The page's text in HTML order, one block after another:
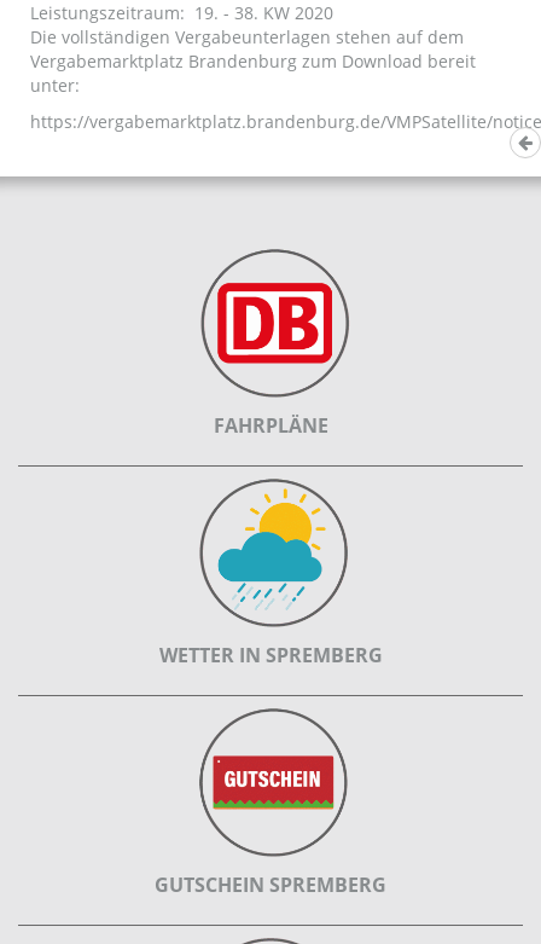
Leistungszeitraum: 19. - 38. KW 2020
Die vollständigen Vergabeunterlagen stehen auf dem
Vergabemarktplatz Brandenburg zum Download bereit
unter:
https://vergabemarktplatz.brandenburg.de/VMPSatellite/
FAHRPLÄNE
WETTER IN SPREMBERG
GUTSCHEIN SPREMBERG